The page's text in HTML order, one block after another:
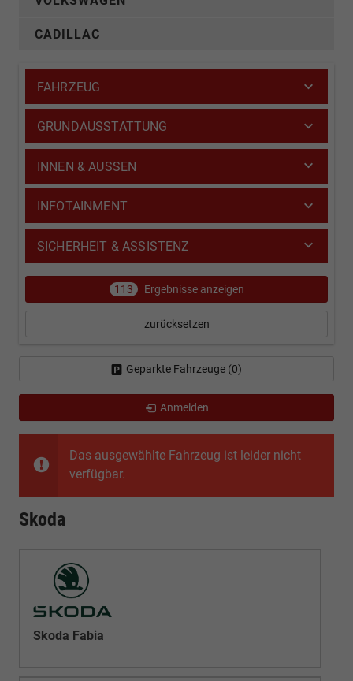
Das ausgewählte Fahrzeug ist leider nicht
verfügbar.
Skoda
Skoda Fabia
CADILLAC
FAHRZEUG
GRUNDAUSSTATTUNG
INNEN & AUSSEN
INFOTAINMENT
SICHERHEIT & ASSISTENZ
113 Ergebnisse anzeigen
zurücksetzen
Geparkte Fahrzeuge (0)
Anmelden